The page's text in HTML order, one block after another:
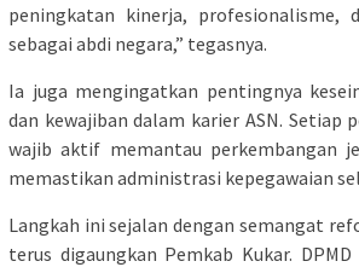
peningkatan kinerja, profesionalisme,
sebagai abdi negara,” tegasnya.
Ia juga mengingatkan pentingnya
dan kewajiban dalam karier ASN. Setiap
wajib aktif memantau perkembangan
memastikan administrasi kepegawaian
Langkah ini sejalan dengan semangat
terus digaungkan Pemkab Kukar.